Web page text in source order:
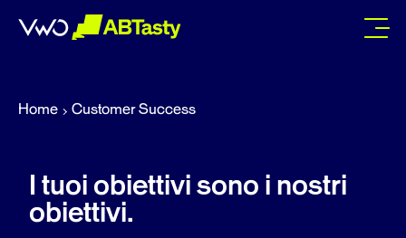
Home Customer Success
I tuoi obiettivi sono i nostri
obiettivi.